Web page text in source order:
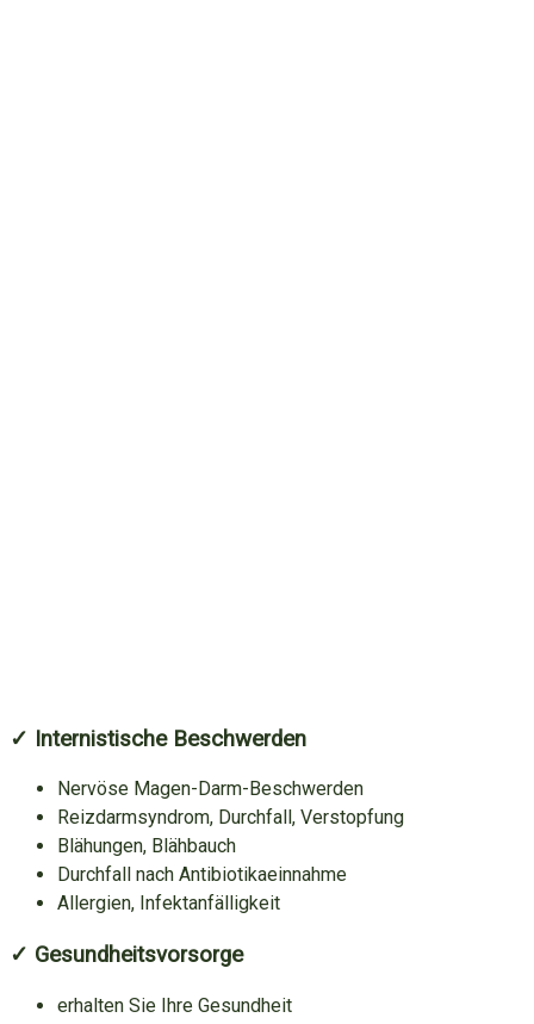
✓ Internistische Beschwerden
Nervöse Magen-Darm-Beschwerden
Reizdarmsyndrom, Durchfall, Verstopfung
Blähungen, Blähbauch
Durchfall nach Antibiotikaeinnahme
Allergien, Infektanfälligkeit
✓ Gesundheitsvorsorge
erhalten Sie Ihre Gesundheit